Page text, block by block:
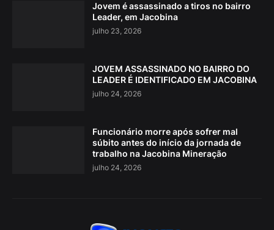
Jovem é assassinado a tiros no bairro
Leader, em Jacobina
julho 23, 2026
JOVEM ASSASSINADO NO BAIRRO DO
LEADER É IDENTIFICADO EM JACOBINA
julho 24, 2026
Funcionário morre após sofrer mal
súbito antes do início da jornada de
trabalho na Jacobina Mineração
julho 24, 2026